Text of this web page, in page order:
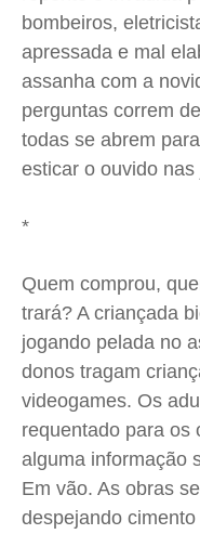
Quem Somos
Expediente
Contato
Anuncie
Privacidade
Quem Somos
Expediente
Contato
Anuncie
Privacidade
Quem Somos
Expediente
Contato
Anuncie
Privacidade
Quem Somos
Expediente
Contato
Anuncie
Privacidade
bombeiros,
apressada e mal
assanha com a
perguntas correm
todas se abrem
esticar o ouvido
*
Quem comprou,
trará? A criançada
jogando pelada no
donos tragam
videogames. Os
requentado para os
alguma informação
Em vão. As obras
despejando